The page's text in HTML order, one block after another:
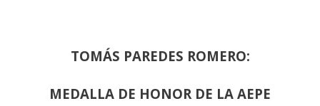
TOMÁS PAREDES ROMERO:
MEDALLA DE HONOR DE LA AEPE